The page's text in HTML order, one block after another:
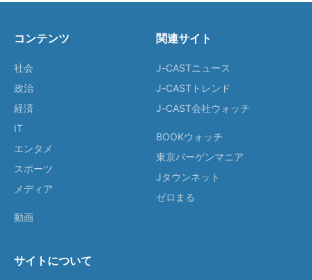
コンテンツ
社会
政治
経済
IT
エンタメ
スポーツ
メディア
動画
関連サイト
J-CASTニュース
J-CASTトレンド
J-CAST会社ウォッチ
BOOKウォッチ
東京バーゲンマニア
Jタウンネット
ゼロまる
サイトについて